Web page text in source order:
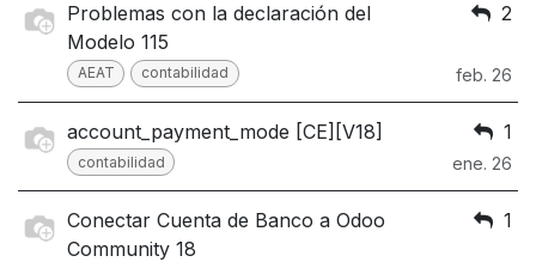
Problemas con la declaración del
Modelo 115
AEAT contabilidad
2
feb. 26
account_payment_mode [CE][V18]
contabilidad
1
ene. 26
Conectar Cuenta de Banco a Odoo
Community 18
1